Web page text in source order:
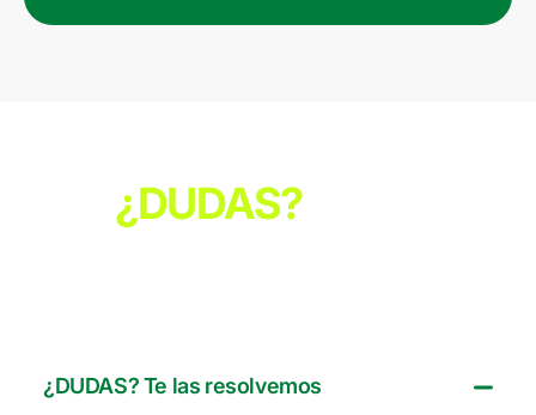
¿DUDAS?
¿DUDAS? Te las resolvemos